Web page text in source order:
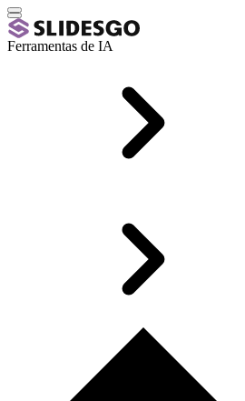
Ferramentas de IA